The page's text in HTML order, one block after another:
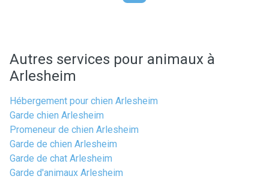
Autres services pour animaux à
Arlesheim
Hébergement pour chien Arlesheim
Garde chien Arlesheim
Promeneur de chien Arlesheim
Garde de chien Arlesheim
Garde de chat Arlesheim
Garde d'animaux Arlesheim